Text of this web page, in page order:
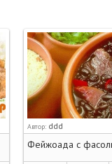
Автор: ddd
Фейжоада c